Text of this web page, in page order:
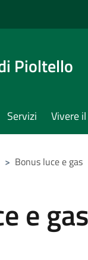
Pioltello
Servizi Vivere
> Bonus luce e gas
e gas